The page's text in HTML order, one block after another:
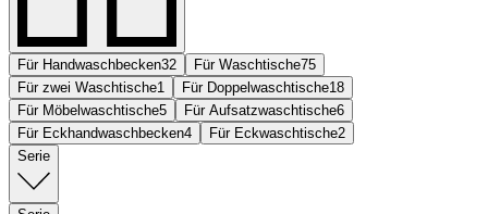
Für Handwaschbecken32 Für Waschtische75
Für zwei Waschtische1 Für Doppelwaschtische18
Für Möbelwaschtische5 Für Aufsatzwaschtische6
Für Eckhandwaschbecken4 Für Eckwaschtische2
Serie